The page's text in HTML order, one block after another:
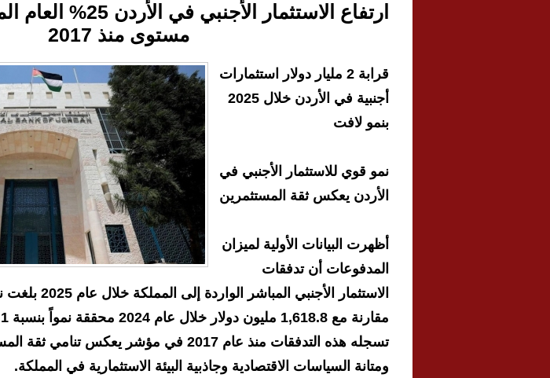
ارتفاع الاستثمار
مستوى منذ 2017
قرابة 2 مليار دولار استثمارات
أجنبية في الأردن خلال 2025
بنمو لافت
نمو قوي للاستثمار الأجنبي في
الأردن يعكس ثقة المستثمرين
أظهرت البيانات الأولية لميزان
المدفوعات أن تدفقات
تسجله هذه التدفقات منذ عام 2017 في مؤشر يعكس
ومتانة السياسات الاقتصادية وجاذبية البيئة الاستثمارية في المملكة.